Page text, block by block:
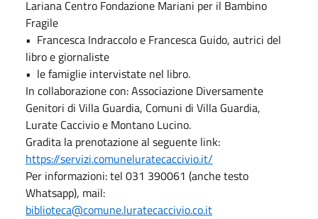
Lariana Centro Fondazione Mariani per il Bambino
Fragile
•⁠ ⁠Francesca Indraccolo e Francesca Guido, autrici del
libro e giornaliste
•⁠ ⁠le famiglie intervistate nel libro.
In collaborazione con: Associazione Diversamente
Genitori di Villa Guardia, Comuni di Villa Guardia,
Lurate Caccivio e Montano Lucino.
Gradita la prenotazione al seguente link:
https://servizi.comuneluratecaccivio.it/
Per informazioni: tel 031 390061 (anche testo
Whatsapp), mail:
biblioteca@comune.luratecaccivio.co.it